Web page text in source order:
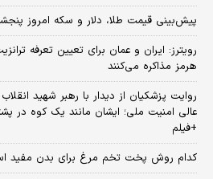
پیش‌بینی قیمت طلا، دلار و سکه امروز پنجشنبه ۱۵ مرداد
هرمز مذاکره می‌کنند
روایت پزشکیان از دیدار با رهبر شهید
عالی امنیت ملی؛ ایشان مانند یک کوه در
+فیلم
کدام روش پخت تخم مرغ برای بدن مفید